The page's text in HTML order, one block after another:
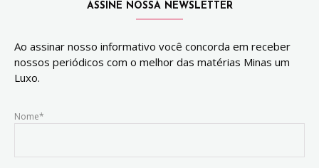
ASSINE NOSSA NEWSLETTER
Ao assinar nosso informativo você concorda em receber
nossos periódicos com o melhor das matérias Minas um
Luxo.
Nome*